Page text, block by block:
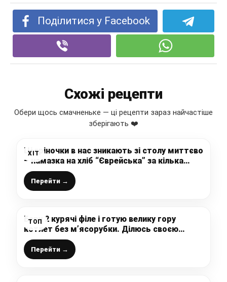
Поділитися у Facebook
Схожі рецепти
Обери щось смачненьке — ці рецепти зараз найчастіше
зберігають ❤️
ХІТ
Ці гріночки в нас зникають зі столу миттєво
– намазка на хліб “Єврейська” за кілька
хвилин часу (смачно, просто і бюджетно)
Перейти →
ТОП
Беру 2 курячі філе і готую велику гору
котлет без м’ясорубки. Ділюсь своєю
“хитрістю”
Перейти →